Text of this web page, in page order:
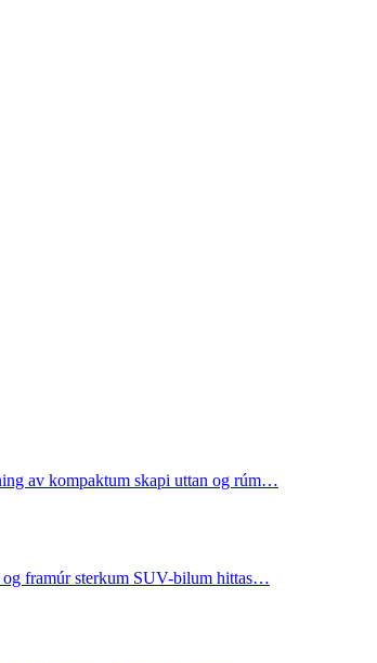
av kompaktum skapi uttan og rúm…
framúr sterkum SUV-bilum hittas…